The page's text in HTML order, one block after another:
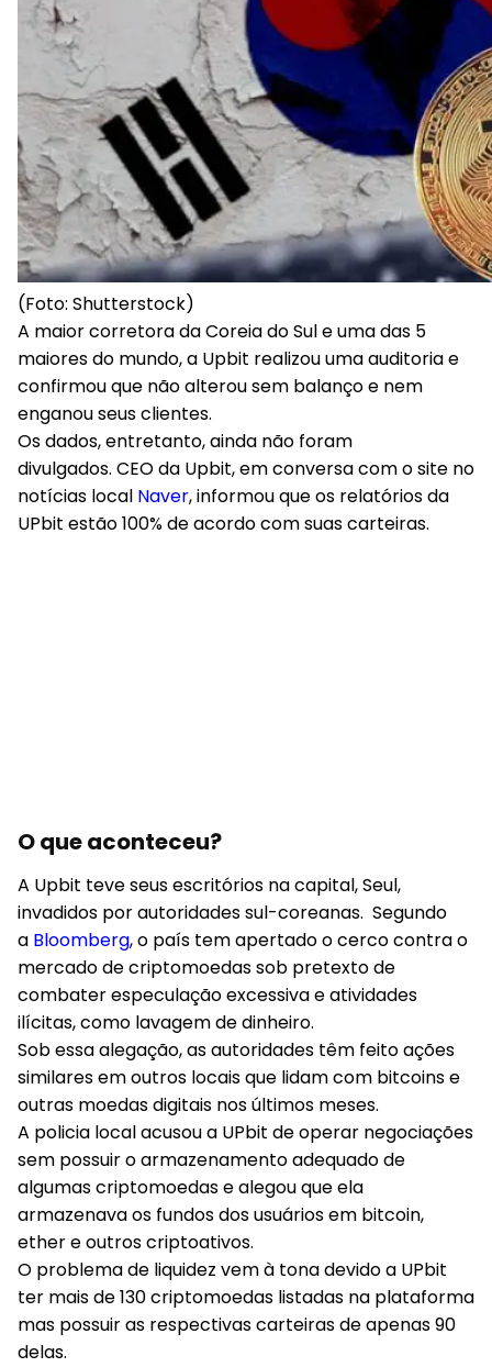
(Foto: Shutterstock)
A maior corretora da Coreia do Sul e uma das 5
maiores do mundo, a Upbit realizou uma auditoria e
confirmou que não alterou sem balanço e nem
enganou seus clientes.
Os dados, entretanto, ainda não foram
divulgados. CEO da Upbit, em conversa com o site no
notícias local Naver, informou que os relatórios da
UPbit estão 100% de acordo com suas carteiras.
O que aconteceu?
A Upbit teve seus escritórios na capital, Seul,
invadidos por autoridades sul-coreanas. Segundo
a Bloomberg, o país tem apertado o cerco contra o
mercado de criptomoedas sob pretexto de
combater especulação excessiva e atividades
ilícitas, como lavagem de dinheiro.
Sob essa alegação, as autoridades têm feito ações
similares em outros locais que lidam com bitcoins e
outras moedas digitais nos últimos meses.
A policia local acusou a UPbit de operar negociações
sem possuir o armazenamento adequado de
algumas criptomoedas e alegou que ela
armazenava os fundos dos usuários em bitcoin,
ether e outros criptoativos.
O problema de liquidez vem à tona devido a UPbit
ter mais de 130 criptomoedas listadas na plataforma
mas possuir as respectivas carteiras de apenas 90
delas.